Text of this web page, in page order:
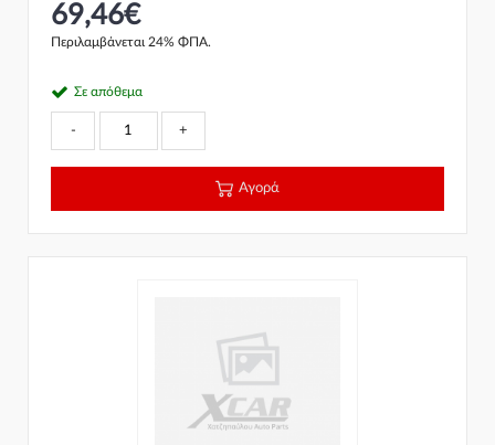
69,46€
Περιλαμβάνεται 24% ΦΠΑ.
Σε απόθεμα
- +
Αγορά